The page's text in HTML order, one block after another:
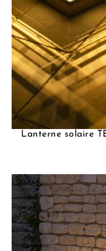
Lanterne solaire